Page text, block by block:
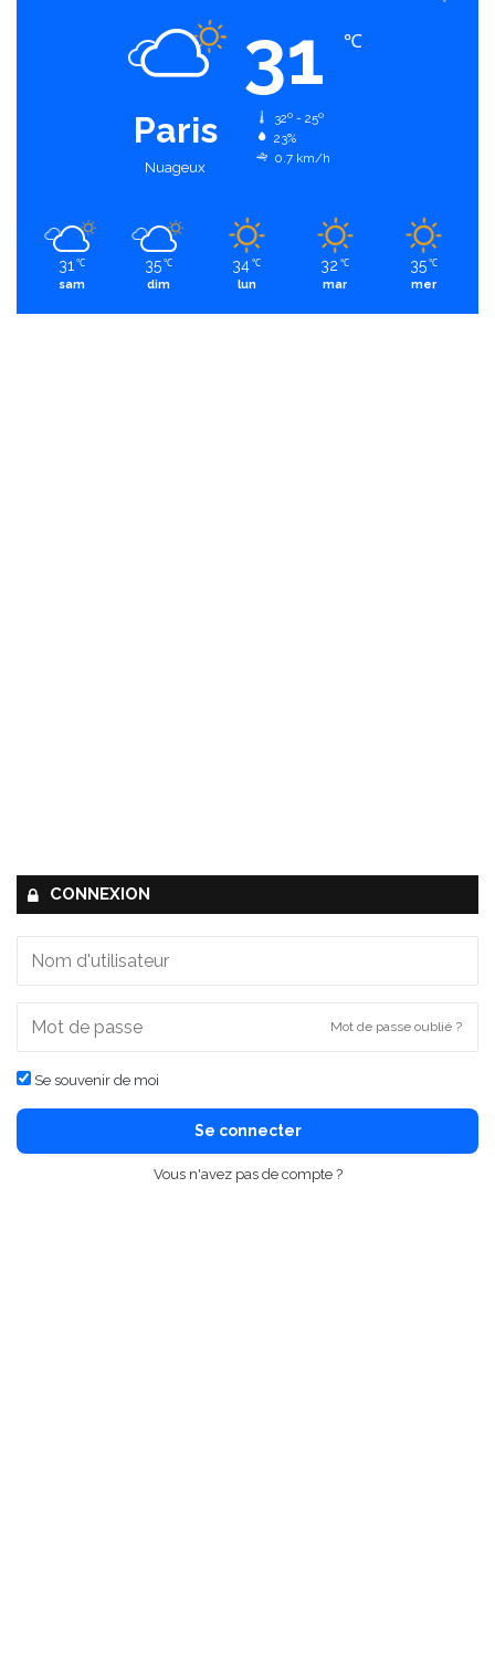
Paris
Nuageux
31 ℃
32º - 25º
23%
0.7 km/h
31 ℃
sam
35 ℃
dim
34 ℃
lun
32 ℃
mar
35 ℃
mer
CONNEXION
Mot de passe oublié ?
Se souvenir de moi
Se connecter
Vous n'avez pas de compte ?